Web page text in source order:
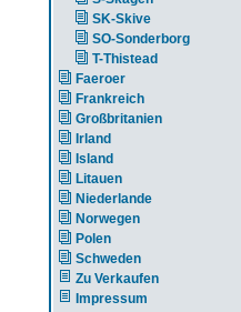
SK-Skive
SO-Sonderborg
T-Thistead
Faeroer
Frankreich
Großbritanien
Irland
Island
Litauen
Niederlande
Norwegen
Polen
Schweden
Zu Verkaufen
Impressum